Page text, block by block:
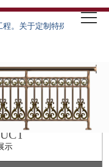
于定制特殊规格的护栏
示